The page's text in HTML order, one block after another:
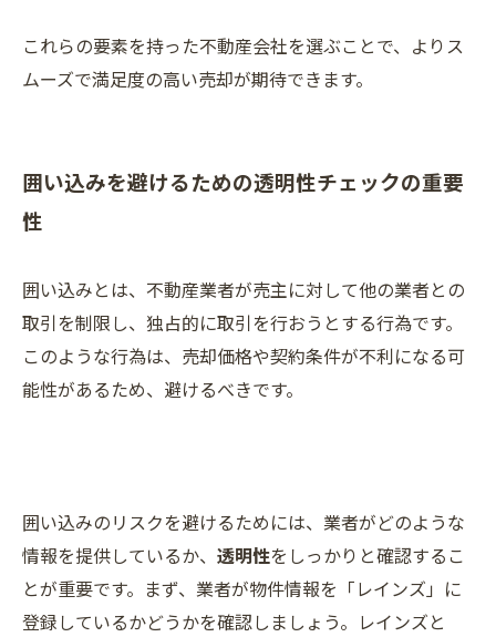
これらの要素を持った不動産会社を選ぶことで、よりス
ムーズで満足度の高い売却が期待できます。
囲い込みを避けるための透明性チェックの重要
性
囲い込みとは、不動産業者が売主に対して他の業者との
取引を制限し、独占的に取引を行おうとする行為です。
このような行為は、売却価格や契約条件が不利になる可
能性があるため、避けるべきです。
囲い込みのリスクを避けるためには、業者がどのような
情報を提供しているか、 透明性をしっかりと確認するこ
とが重要です。まず、業者が物件情報を「レインズ」に
登録しているかどうかを確認しましょう。レインズと